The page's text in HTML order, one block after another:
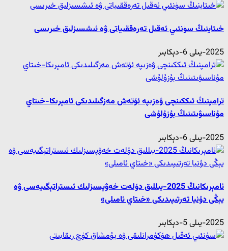
خىتاينىڭ سۈنئىي ئەقىل تەرەققىياتى ۋە ئىشسىزلىق خىرىسى
2025-يىلى 6-دېكابىر
ترامپنىڭ ئىككىنچى ۋەزىپە ئۆتەش مەزگىلىدىكى ئامېرىكا-خىتاي
مۇناسىۋىتىنىڭ بۇزۇلۇشى
2025-يىلى 6-دېكابىر
ئامېرىكانىڭ 2025-يىللىق دۆلەت خەۋپسىزلىك ئىستراتېگىيەسى ۋە
يېڭى دۇنيا تەرتىپىدىكى «خىتاي ئامىلى»
2025-يىلى 5-دېكابىر